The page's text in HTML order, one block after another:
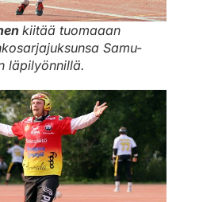
kiitää tuomaaan
Samu-
läpilyönnillä.